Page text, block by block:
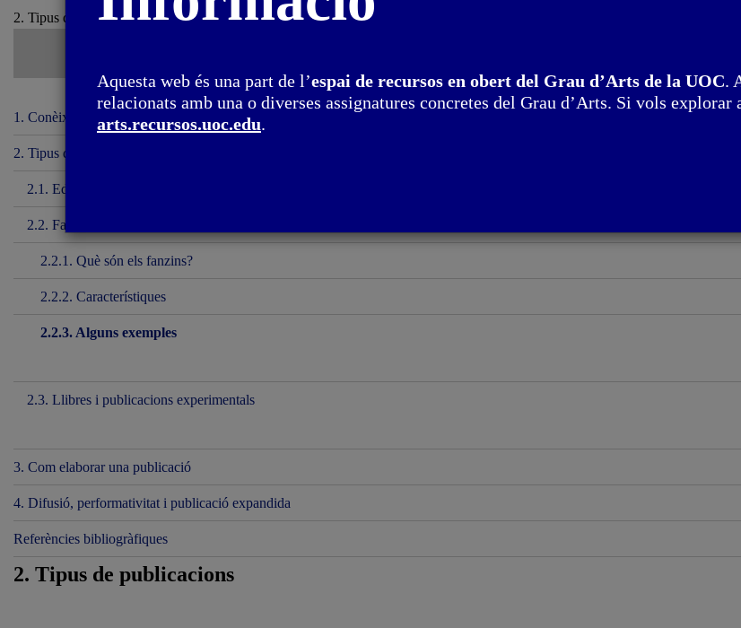
2. Tipus de publicacions / 2.2. Fanzins
1. Conèixer les publicacions
2. Tipus de publicacions
2.1. Edicions d’una pàgina
2.2. Fanzins
2.2.1. Què són els fanzins?
2.2.2. Característiques
2.2.3. Alguns exemples
2.3. Llibres i publicacions experimentals
3. Com elaborar una publicació
4. Difusió, performativitat i publicació expandida
Referències bibliogràfiques
2. Tipus de publicacions
Aquesta web és una part de l’espai de recursos en obert del Grau d’Arts de la UOC.
relacionats amb una o diverses assignatures concretes del Grau d’Arts. Si vols
arts.recursos.uoc.edu.